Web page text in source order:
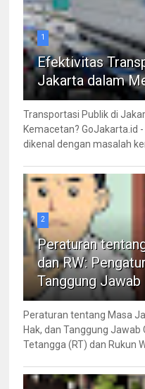
1
Efektivitas
Jakarta dalam
Transportasi Publik di
Kemacetan? GoJakarta.id
dikenal dengan masalah
2
Peraturan
dan RW:
Tanggung Jawab
Peraturan tentang Masa
Hak, dan Tanggung Jawab
Tetangga (RT) dan Rukun